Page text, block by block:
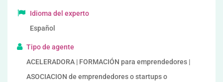
Idioma del experto
Español
Tipo de agente
ACELERADORA | FORMACIÓN para emprendedores |
ASOCIACION de emprendedores o startups o